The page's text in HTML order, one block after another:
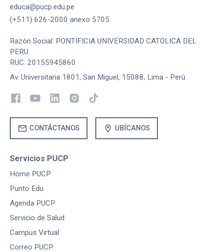
educa@pucp.edu.pe
(+511) 626-2000 anexo 5705
Razón Social: PONTIFICIA UNIVERSIDAD CATOLICA DEL
PERU
RUC: 20155945860
Av. Universitaria 1801, San Miguel, 15088, Lima - Perú
mail CONTÁCTANOS location_on UBÍCANOS
Servicios PUCP
Home PUCP
Punto Edu
Agenda PUCP
Servicio de Salud
Campus Virtual
Correo PUCP